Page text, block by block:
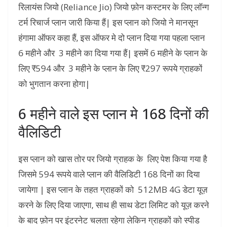
रिलायंस जियो (Reliance Jio) जियो फ़ोन कस्टमर के लिए लॉन्ग
टर्म रिचार्ज प्लान जारी किया हैं| इस प्लान को जियो ने मानसून
हंगामा ऑफर कहा हैं, इस ऑफर मे दो प्लान दिया गया पहला प्लान
6 महीने और 3 महीने का दिया गया हैं| इसमें 6 महीने के प्लान के
लिए ₹594 और 3 महीने के प्लान के लिए ₹297 रूपये ग्राहकों
को भुगतान करना होगा|
6 महीने वाले इस प्लान मे 168 दिनों की
वैलिडिटी
इस प्लान को खास तोर पर जियो ग्राहक के लिए पेश किया गया है
जिसमे 594 रूपये वाले प्लान की वैलिडिटी 168 दिनों का दिया
जायेगा | इस प्लान के तहत ग्राहकों को 512MB 4G डेटा यूज़
करने के लिए दिया जाएगा, साथ ही साथ डेटा लिमिट को यूज़ करने
के बाद फ़ोन पर इंटरनेट चलता रहेगा लेकिन ग्राहकों को स्पीड